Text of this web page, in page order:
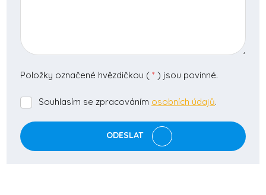
Položky označené hvězdičkou ( * ) jsou povinné.
Souhlasím
zpracováním
osobních
údajů.
Souhlasím se zpracováním osobních údajů.
ODESLAT